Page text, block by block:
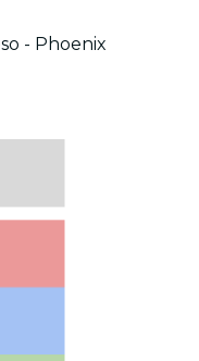
- Phoenix